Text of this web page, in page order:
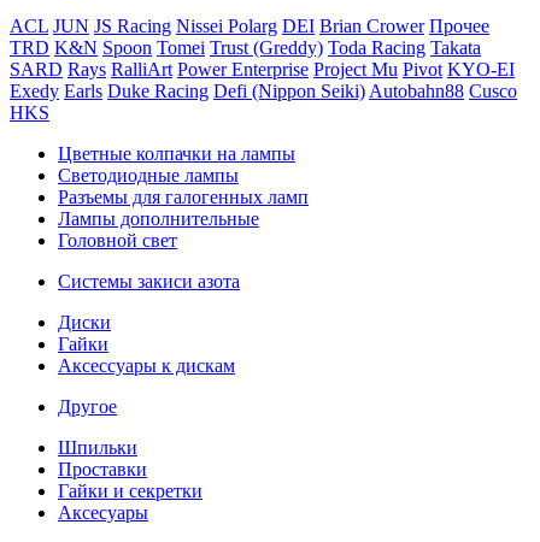
ACL JUN JS Racing Nissei Polarg DEI Brian Crower Прочее
TRD K&N Spoon Tomei Trust (Greddy) Toda Racing Takata
SARD Rays RalliArt Power Enterprise Project Mu Pivot KYO-EI
Exedy Earls Duke Racing Defi (Nippon Seiki) Autobahn88 Cusco
HKS
Цветные колпачки на лампы
Светодиодные лампы
Разъемы для галогенных ламп
Лампы дополнительные
Головной свет
Системы закиси азота
Диски
Гайки
Аксессуары к дискам
Другое
Шпильки
Проставки
Гайки и секретки
Аксесуары